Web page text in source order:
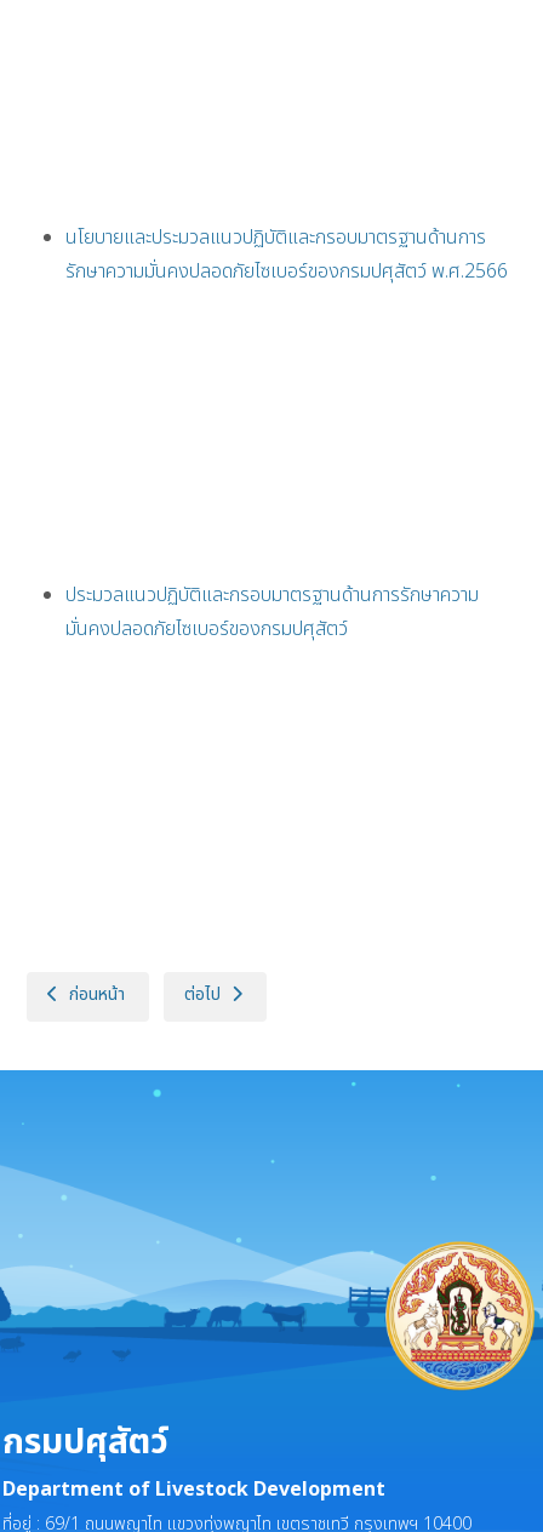
นโยบายและประมวลแนวปฏิบัติและกรอบมาตรฐานด้านการ
รักษาความมั่นคงปลอดภัยไซเบอร์ของกรมปศุสัตว์ พ.ศ.2566
ประมวลแนวปฏิบัติและกรอบมาตรฐานด้านการรักษาความ
มั่นคงปลอดภัยไซเบอร์ของกรมปศุสัตว์
เนื้อหาก่อนหน้า: นโยบายการใช้คุกกี้ ของกรมปศุสัตว์
ก่อนหน้า เนื้อหาถัดไป: นโยบายการให้บริการเว็บไซต์ของ กรมปศุ
ต่อไป
กรมปศุสัตว์
Department of Livestock Development
ที่อยู่ : 69/1 ถนนพญาไท แขวงทุ่งพญาไท เขตราชเทวี กรุงเทพฯ 10400